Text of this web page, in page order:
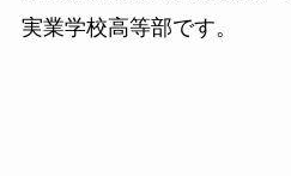
実業学校高等部です。